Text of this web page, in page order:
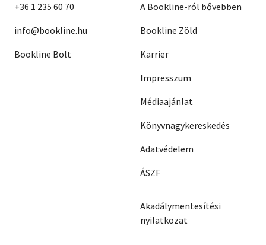
+36 1 235 60 70
info@bookline.hu
Bookline Bolt
A Bookline-ról bővebben
Bookline Zöld
Karrier
Impresszum
Médiaajánlat
Könyvnagykereskedés
Adatvédelem
ÁSZF
Akadálymentesítési
nyilatkozat